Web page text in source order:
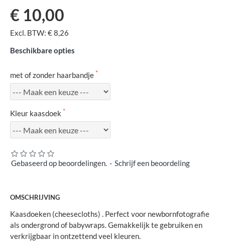
Gebaseerd op beoordelingen. - Schrijf een beoordeling
€ 10,00
Excl. BTW: € 8,26
Beschikbare opties
met of zonder haarbandje
Kleur kaasdoek
OMSCHRIJVING
Kaasdoeken (cheesecloths) . Perfect voor newbornfotografie
als ondergrond of babywraps. Gemakkelijk te gebruiken en
verkrijgbaar in ontzettend veel kleuren.